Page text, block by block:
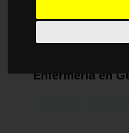
Curso Superior
Enfermería en